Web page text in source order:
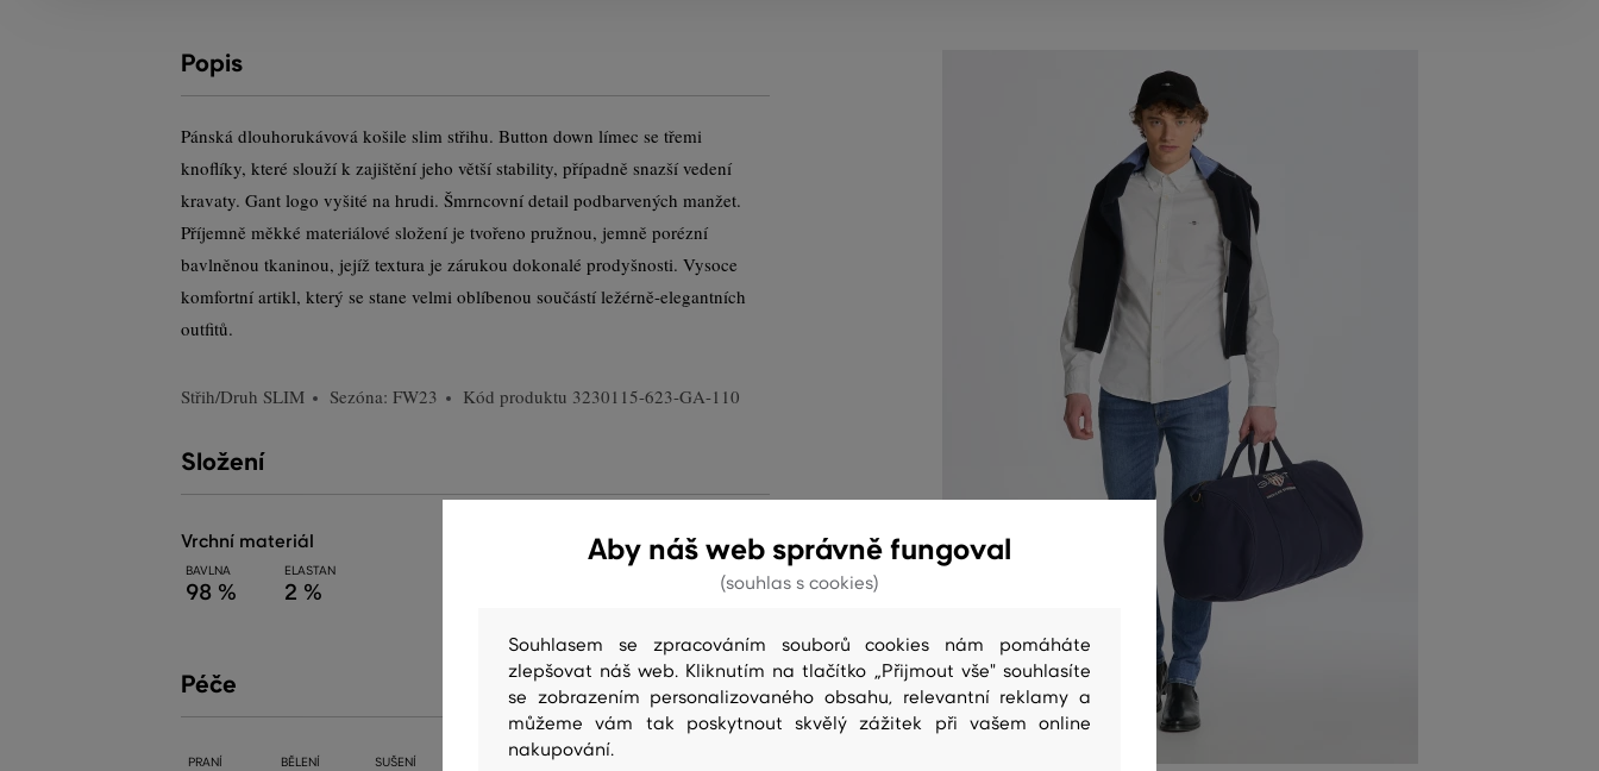
Popis
Pánská dlouhorukávová košile slim střihu. Button down límec se třemi
knoflíky, které slouží k zajištění jeho větší stability, případně snazší vedení
kravaty. Gant logo vyšité na hrudi. Šmrncovní detail podbarvených manžet.
Příjemně měkké materiálové složení je tvořeno pružnou, jemně porézní
bavlněnou tkaninou, jejíž textura je zárukou dokonalé prodyšnosti. Vysoce
komfortní artikl, který se stane velmi oblíbenou součástí ležérně-elegantních
outfitů.
Střih/Druh SLIM Sezóna: FW23 Kód produktu 3230115-623-GA-110
Složení
vrchní materiál
BAVLNA
98 %
ELASTAN
2 %
Péče
PRANÍ BĚLENÍ SUŠENÍ ČIŠTENÍ
Aby náš web správně fungoval
(souhlas s cookies)
Souhlasem se zpracováním souborů cookies nám pomáháte
zlepšovat náš web. Kliknutím na tlačítko „Přijmout vše" souhlasíte
se zobrazením personalizovaného obsahu, relevantní reklamy a
můžeme vám tak poskytnout skvělý zážitek při vašem online
nakupování.